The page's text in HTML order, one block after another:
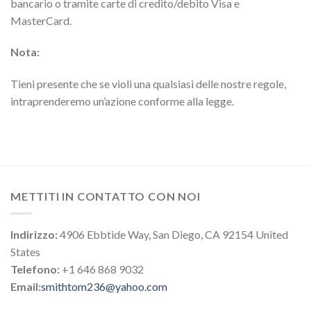
bancario o tramite carte di credito/debito Visa e
MasterCard.
Nota:
Tieni presente che se violi una qualsiasi delle nostre regole,
intraprenderemo un’azione conforme alla legge.
METTITI IN CONTATTO CON NOI
Indirizzo:4906 Ebbtide Way, San Diego, CA 92154 United
States
Telefono: +1 646 868 9032
Email:smithtom236@yahoo.com